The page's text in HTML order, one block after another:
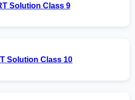
Solution Class 9
Solution Class 10